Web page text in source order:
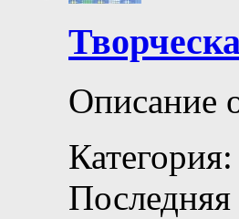
Описание
Категория: